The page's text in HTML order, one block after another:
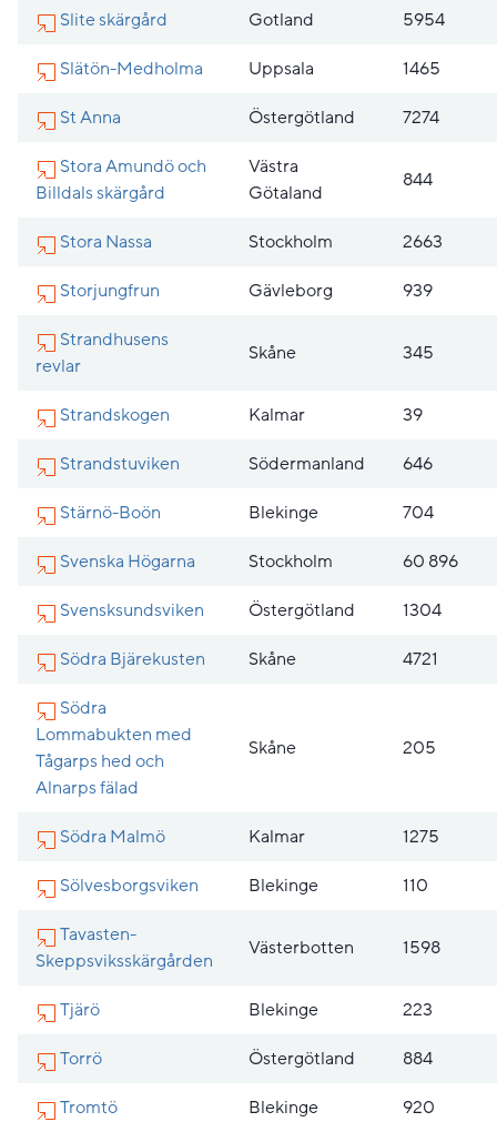
Slite skärgård Gotland 5954
Slätön-Medholma Uppsala 1465
St Anna Östergötland 7274
Stora Amundö och
Billdals skärgård
Västra
Götaland
844
Stora Nassa Stockholm 2663
Storjungfrun Gävleborg 939
Strandhusens
revlar
Skåne 345
Strandskogen Kalmar 39
Strandstuviken Södermanland 646
Stärnö-Boön Blekinge 704
Svenska Högarna Stockholm 60 896
Svensksundsviken Östergötland 1304
Södra Bjärekusten Skåne 4721
Södra
Lommabukten med
Tågarps hed och
Alnarps fälad
Skåne 205
Södra Malmö Kalmar 1275
Sölvesborgsviken Blekinge 110
Tavasten-
Skeppsviksskärgården
Västerbotten 1598
Tjärö Blekinge 223
Torrö Östergötland 884
Tromtö Blekinge 920